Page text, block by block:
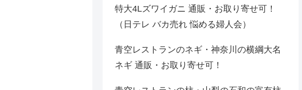
特大4Lズワイガニ 通販・お取り寄せ可！
（日テレ バカ売れ 悩める婦人会）
青空レストランのネギ・神奈川の横綱大名
ネギ 通販・お取り寄せ可！